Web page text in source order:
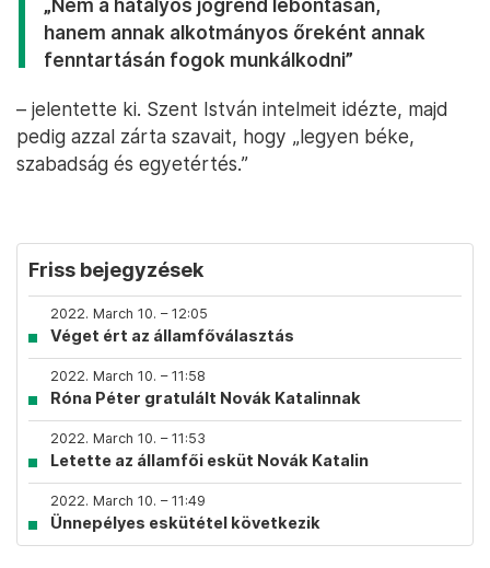
„Nem a hatályos jogrend lebontásán,
hanem annak alkotmányos őreként annak
fenntartásán fogok munkálkodni”
– jelentette ki. Szent István intelmeit idézte, majd
pedig azzal zárta szavait, hogy „legyen béke,
szabadság és egyetértés.”
Friss bejegyzések
2022. March 10. – 12:05
Véget ért az államfőválasztás
2022. March 10. – 11:58
Róna Péter gratulált Novák Katalinnak
2022. March 10. – 11:53
Letette az államfői esküt Novák Katalin
2022. March 10. – 11:49
Ünnepélyes eskütétel következik